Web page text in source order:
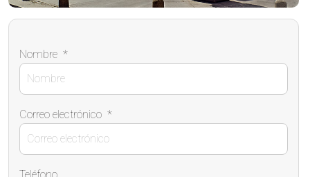
Nombre *
Correo electrónico *